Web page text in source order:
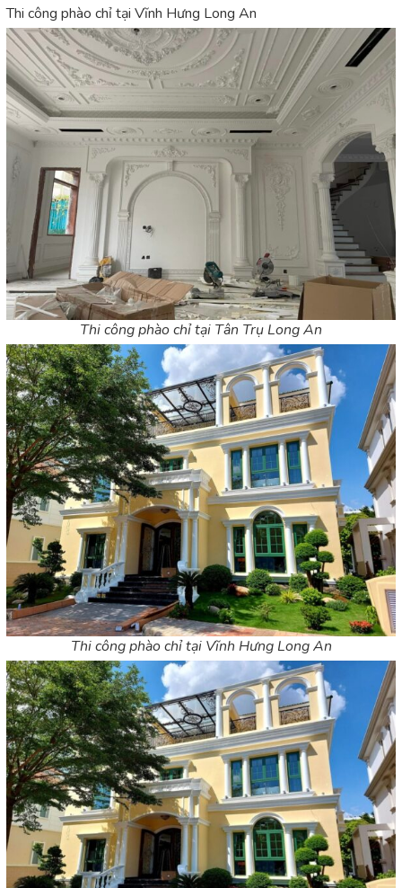
Thi công phào chỉ tại Vĩnh Hưng Long An
Thi công phào chỉ tại Tân Trụ Long An
Thi công phào chỉ tại Vĩnh Hưng Long An